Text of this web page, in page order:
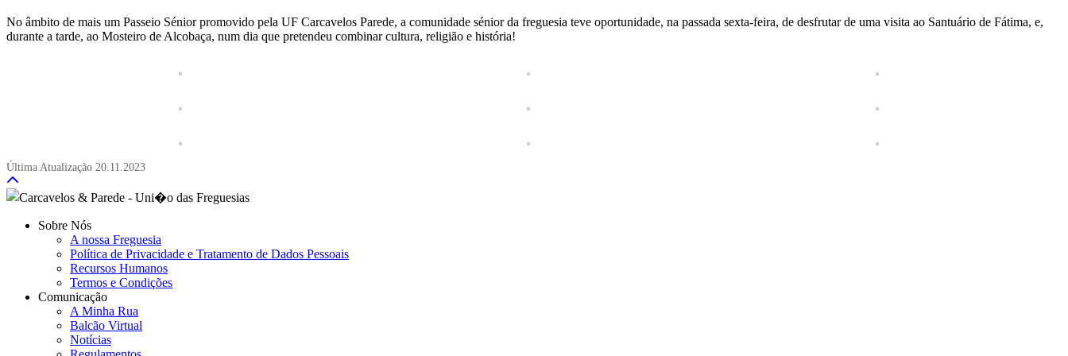
No âmbito de mais um Passeio Sénior promovido pela UF Carcavelos Parede, a comunidade sénior da freguesia teve oportunidade, na passada sexta-feira, de desfrutar de uma visita ao Santuário de Fátima, e,
durante a tarde, ao Mosteiro de Alcobaça, num dia que pretendeu combinar cultura, religião e história!
Última Atualização 20.11.2023
Sobre Nós
A nossa Freguesia
Política de Privacidade e Tratamento de Dados Pessoais
Recursos Humanos
Termos e Condições
Comunicação
A Minha Rua
Balcão Virtual
Notícias